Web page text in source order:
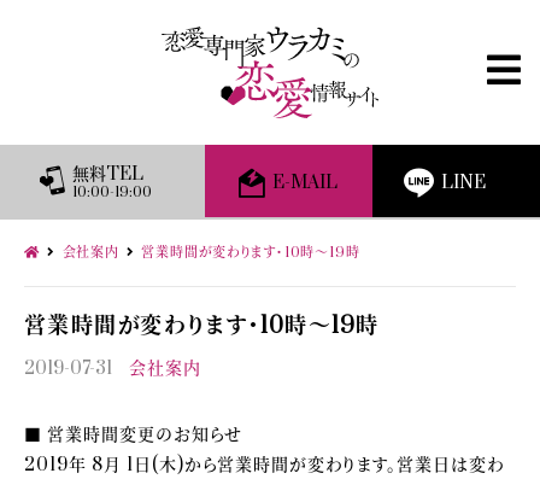
無料TEL
10:00-19:00 E-MAIL LINE
会社案内 営業時間が変わります・10時～19時
営業時間が変わります・10時～19時
2019-07-31 会社案内
■ 営業時間変更のお知らせ
2019年 8月 1日(木)から営業時間が変わります。営業日は変わ